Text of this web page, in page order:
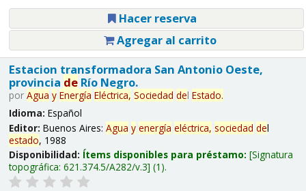
Hacer reserva
Agregar al carrito
Estacion transformadora San Antonio Oeste,
provincia deRío Negro.
por Agua y Energía Eléctrica, Sociedad del Estado.
Idioma: Español
Editor: Buenos Aires: Agua y energía eléctrica, sociedad del
estado, 1988
Disponibilidad: Ítems disponibles para préstamo: Signatura
topográfica: 621.374.5/A282/v.3 (1).